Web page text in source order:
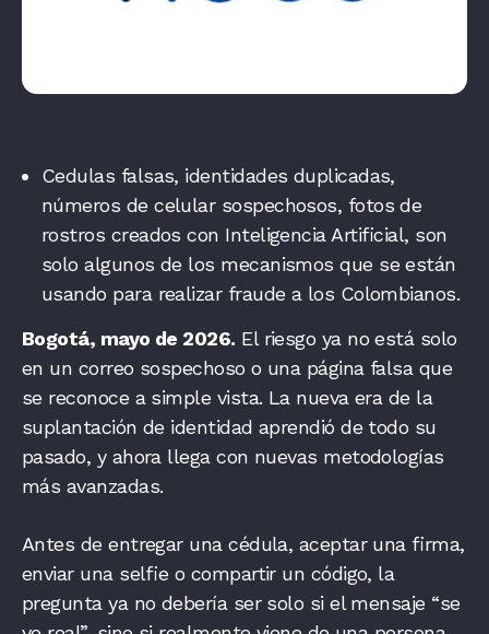
Cedulas falsas, identidades duplicadas,
números de celular sospechosos, fotos de
rostros creados con Inteligencia Artificial, son
solo algunos de los mecanismos que se están
usando para realizar fraude a los Colombianos.
Bogotá, mayo de 2026. El riesgo ya no está solo
en un correo sospechoso o una página falsa que
se reconoce a simple vista. La nueva era de la
suplantación de identidad aprendió de todo su
pasado, y ahora llega con nuevas metodologías
más avanzadas.
Antes de entregar una cédula, aceptar una firma,
enviar una selfie o compartir un código, la
pregunta ya no debería ser solo si el mensaje “se